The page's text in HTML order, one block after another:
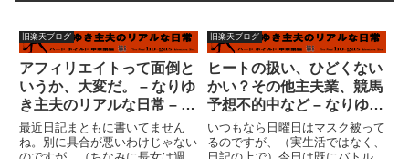
旧楽天ブログ
アフィリエイトって面倒と
いうか、大変だ。 – なりゆ
き主夫のリアルな日常 – 楽
天ブログ（Blog）
最近日記まともに書いてません
ね。別に具合が悪いわけじゃない
旧楽天ブログ
ヒートの扱い、ひどくない
かい？その他主夫業、競馬
予想不的中など – なりゆき
主夫のリアルな日常 – 楽天
ブログ（Blog）
いつもなら日曜日はマスク被って
るのですが、（実生活ではなく、